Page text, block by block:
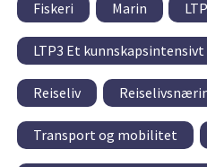
Fiskeri Marin
LTP3 Et
Reiseliv
Transport og mobilitet